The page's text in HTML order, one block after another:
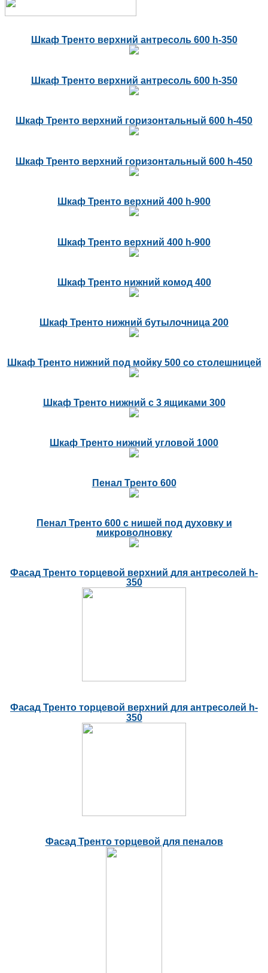
Шкаф Тренто верхний антресоль 600 h-350
Шкаф Тренто верхний антресоль 600 h-350
Шкаф Тренто верхний горизонтальный 600 h-450
Шкаф Тренто верхний горизонтальный 600 h-450
Шкаф Тренто верхний 400 h-900
Шкаф Тренто верхний 400 h-900
Шкаф Тренто нижний комод 400
Шкаф Тренто нижний бутылочница 200
Шкаф Тренто нижний под мойку 500 со столешницей
Шкаф Тренто нижний с 3 ящиками 300
Шкаф Тренто нижний угловой 1000
Пенал Тренто 600
Пенал Тренто 600 с нишей под духовку и
микроволновку
Фасад Тренто торцевой верхний для антресолей h-
350
Фасад Тренто торцевой верхний для антресолей h-
350
Фасад Тренто торцевой для пеналов